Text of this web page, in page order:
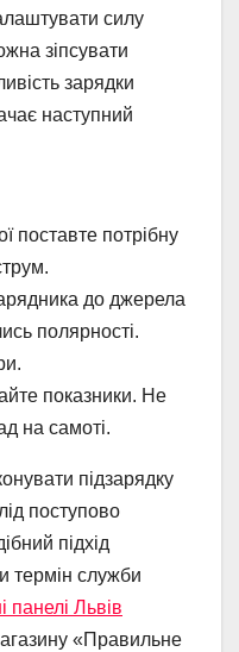
силу
зіпсувати
зарядки
наступний
поставте потрібну
до джерела
полярності.
показники. Не
на самоті.
підзарядку
поступово
підхід
термін служби
панелі Львів
«Правильне